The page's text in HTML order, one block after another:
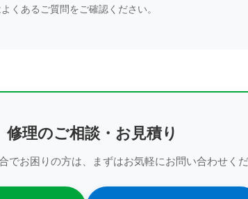
くあるご質問をご確認ください。
修理のご相談・お見積り
でお困りの方は、まずはお気軽にお問い合わせく